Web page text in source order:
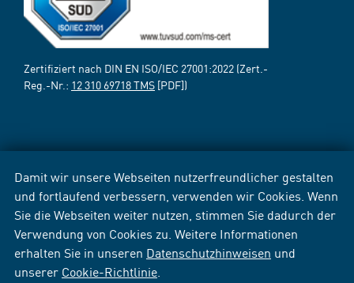
Damit wir unsere Webseiten nutzerfreundlicher gestalten
und fortlaufend verbessern, verwenden wir Cookies. Wenn
Sie die Webseiten weiter nutzen, stimmen Sie dadurch der
Verwendung von Cookies zu. Weitere Informationen
erhalten Sie in unseren Datenschutzhinweisen und
unserer Cookie-Richtlinie
Zertifiziert nach DIN EN ISO/IEC 27001:2022 (Zert.-
Reg.-Nr.: 12 310 69718 TMS [PDF])